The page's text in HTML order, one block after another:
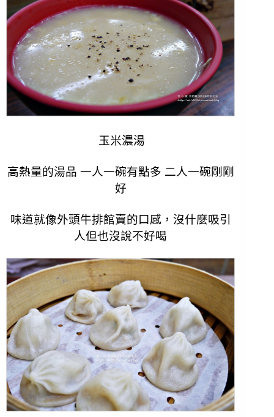
玉米濃湯
高熱量的湯品 一人一碗有點多 二人一碗剛剛
好
味道就像外頭牛排館賣的口感， 沒什麼吸引
人但也沒說不好喝